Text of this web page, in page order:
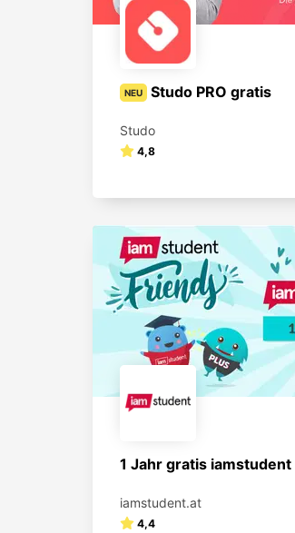
NEU Studo PRO gratis
Studo
4,8
1 Jahr gratis iamstudent
iamstudent.at
4,4